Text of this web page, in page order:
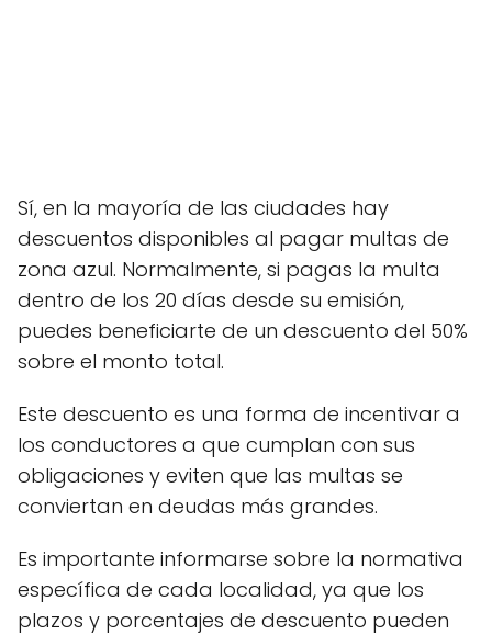
Sí, en la mayoría de las ciudades hay
descuentos disponibles al pagar multas de
zona azul. Normalmente, si pagas la multa
dentro de los 20 días desde su emisión,
puedes beneficiarte de un descuento del 50%
sobre el monto total.
Este descuento es una forma de incentivar a
los conductores a que cumplan con sus
obligaciones y eviten que las multas se
conviertan en deudas más grandes.
Es importante informarse sobre la normativa
específica de cada localidad, ya que los
plazos y porcentajes de descuento pueden